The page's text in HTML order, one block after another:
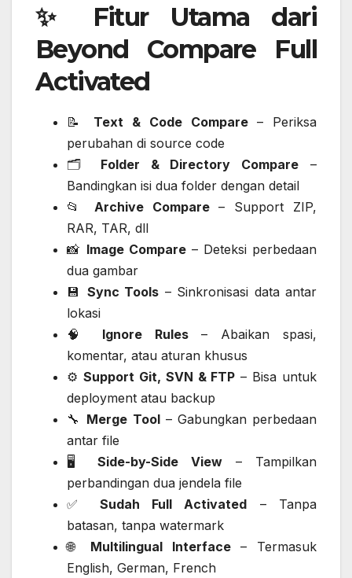
✨ Fitur Utama dari
Beyond Compare Full
Activated
📝 Text & Code Compare– Periksa
perubahan di source code
🗂️ Folder & Directory Compare –
Bandingkan isi dua folder dengan detail
📂 Archive Compare– Support ZIP,
RAR, TAR, dll
📸 Image Compare – Deteksi perbedaan
dua gambar
💾 Sync Tools – Sinkronisasi data antar
lokasi
🧠 Ignore Rules– Abaikan spasi,
komentar, atau aturan khusus
⚙️ Support Git, SVN & FTP – Bisa untuk
deployment atau backup
🔧 Merge Tool– Gabungkan perbedaan
antar file
🖥️ Side-by-Side View – Tampilkan
perbandingan dua jendela file
✅ Sudah Full Activated – Tanpa
batasan, tanpa watermark
🌐 Multilingual Interface– Termasuk
English, German, French